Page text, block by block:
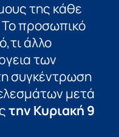
της κάθε
Το προσωπικό
άλλο
των
συγκέντρωση
μετά
την Κυριακή 9